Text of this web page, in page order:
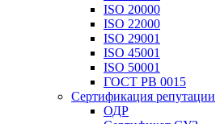
ISO 20000
ISO 22000
ISO 29001
ISO 45001
ISO 50001
ГОСТ РВ 0015
Сертификация репутации
ОДР